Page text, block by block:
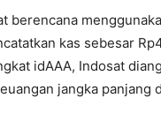
berencana
kas sebesar
idAAA, Indosat
jangka panjang